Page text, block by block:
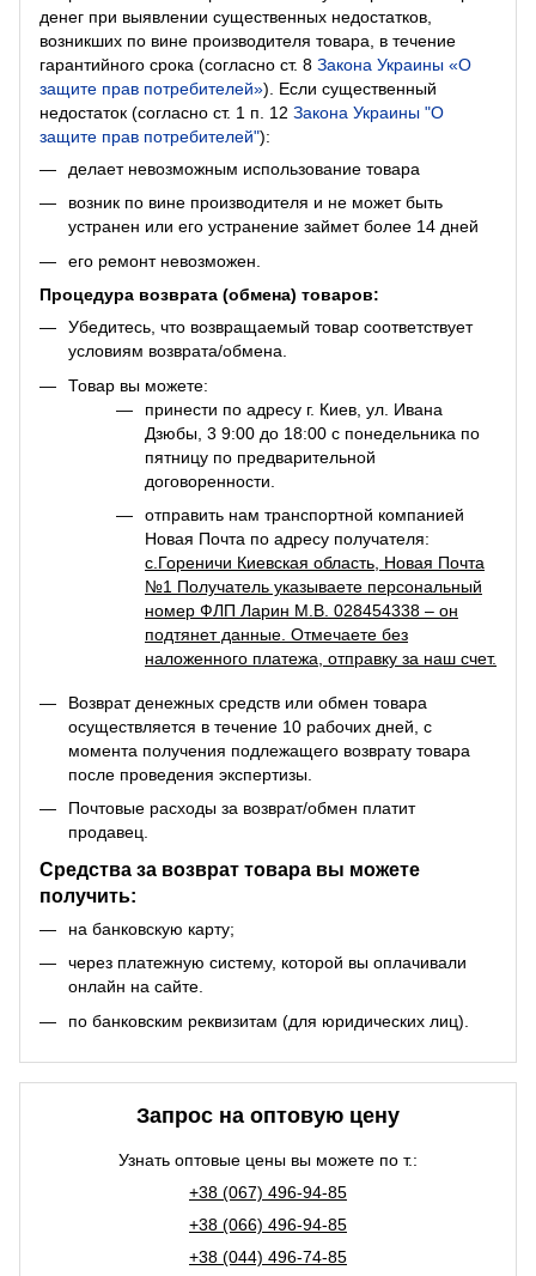
денег при выявлении существенных недостатков,
возникших по вине производителя товара, в течение
гарантийного срока (согласно ст. 8 Закона Украины «О
защите прав потребителей»). Если существенный
недостаток (согласно ст. 1 п. 12 Закона Украины "О
защите прав потребителей"):
делает невозможным использование товара
возник по вине производителя и не может быть
устранен или его устранение займет более 14 дней
его ремонт невозможен.
Процедура возврата (обмена) товаров:
Убедитесь, что возвращаемый товар соответствует
условиям возврата/обмена.
Товар вы можете:
принести по адресу г. Киев, ул. Ивана
Дзюбы, 3 9:00 до 18:00 с понедельника по
пятницу по предварительной
договоренности.
отправить нам транспортной компанией
Новая Почта по адресу получателя:
с.Гореничи Киевская область, Новая Почта
№1 Получатель указываете персональный
номер ФЛП Ларин М.В. 028454338 – он
подтянет данные. Отмечаете без
наложенного платежа, отправку за наш счет.
Возврат денежных средств или обмен товара
осуществляется в течение 10 рабочих дней, с
момента получения подлежащего возврату товара
после проведения экспертизы.
Почтовые расходы за возврат/обмен платит
продавец.
Средства за возврат товара вы можете
получить:
на банковскую карту;
через платежную систему, которой вы оплачивали
онлайн на сайте.
по банковским реквизитам (для юридических лиц).
Запрос на оптовую цену
Узнать оптовые цены вы можете по т.:
+38 (067) 496-94-85
+38 (066) 496-94-85
+38 (044) 496-74-85